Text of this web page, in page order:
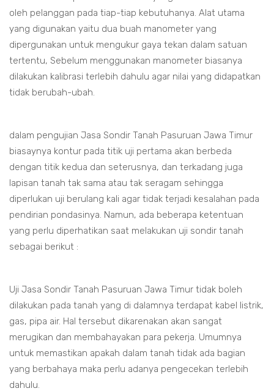
oleh pelanggan pada tiap-tiap kebutuhanya. Alat utama
yang digunakan yaitu dua buah manometer yang
dipergunakan untuk mengukur gaya tekan dalam satuan
tertentu, Sebelum menggunakan manometer biasanya
dilakukan kalibrasi terlebih dahulu agar nilai yang didapatkan
tidak berubah-ubah.
dalam pengujian Jasa Sondir Tanah Pasuruan Jawa Timur
biasaynya kontur pada titik uji pertama akan berbeda
dengan titik kedua dan seterusnya, dan terkadang juga
lapisan tanah tak sama atau tak seragam sehingga
diperlukan uji berulang kali agar tidak terjadi kesalahan pada
pendirian pondasinya. Namun, ada beberapa ketentuan
yang perlu diperhatikan saat melakukan uji sondir tanah
sebagai berikut :
Uji Jasa Sondir Tanah Pasuruan Jawa Timur tidak boleh
dilakukan pada tanah yang di dalamnya terdapat kabel listrik,
gas, pipa air. Hal tersebut dikarenakan akan sangat
merugikan dan membahayakan para pekerja. Umumnya
untuk memastikan apakah dalam tanah tidak ada bagian
yang berbahaya maka perlu adanya pengecekan terlebih
dahulu.